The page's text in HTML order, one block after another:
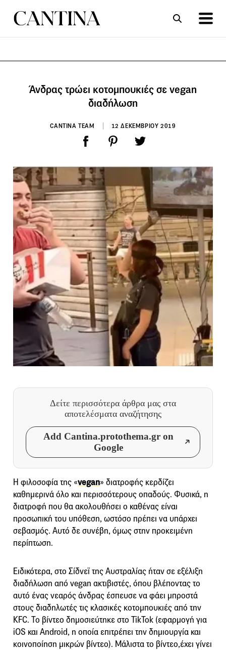
Άνδρας τρώει κοτομπουκιές σε vegan
διαδήλωση
CANTINA TEAM 12 ΔΕΚΕΜΒΡΙΟΥ 2019
Δείτε περισσότερα άρθρα μας στα
αποτελέσματα αναζήτησης
Add Cantina.protothema.gr on
Google
Η φιλοσοφία της «vegan» διατροφής κερδίζει
καθημερινά όλο και περισσότερους οπαδούς. Φυσικά, η
διατροφή που θα ακολουθήσει ο καθένας είναι
προσωπική του υπόθεση, ωστόσο πρέπει να υπάρχει
σεβασμός. Αυτό δε συνέβη, όμως στην προκειμένη
περίπτωση.
Ειδικότερα, στο Σίδνεϊ της Αυστραλίας ήταν σε εξέλιξη
διαδήλωση από vegan ακτιβιστές, όπου βλέποντας το
αυτό ένας νεαρός άνδρας έσπευσε να φάει μπροστά
στους διαδηλωτές τις κλασικές κοτομπουκιές από την
KFC. Το βίντεο δημοσιεύτηκε στo TikTok (εφαρμογή για
iOS και Android, η οποία επιτρέπει την δημιουργία και
κοινοποίηση μικρών βίντεο). Μάλιστα το βίντεο,έχει γίνει